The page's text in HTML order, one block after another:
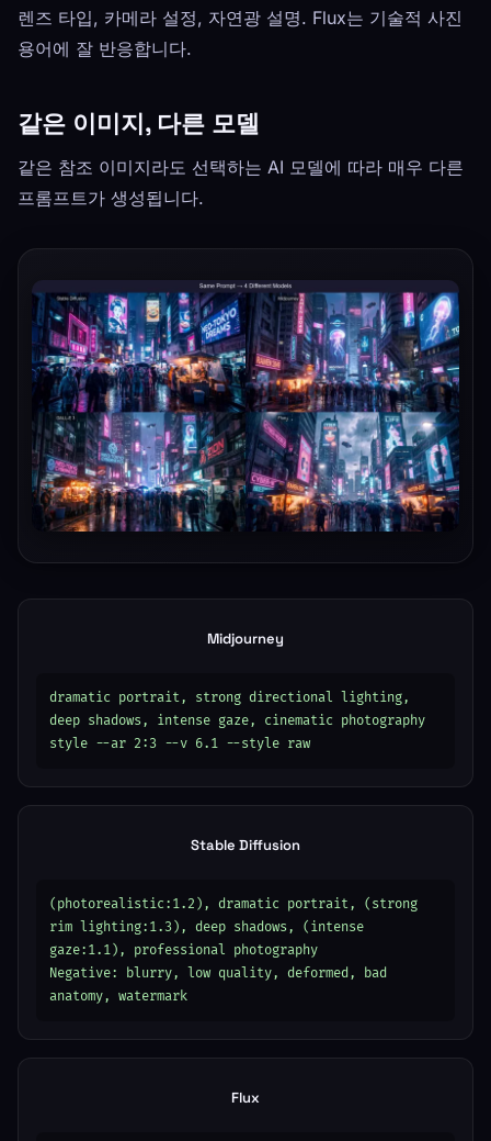
렌즈 타입, 카메라 설정, 자연광 설명. Flux는 기술적 사진
용어에 잘 반응합니다.
같은 이미지, 다른 모델
같은 참조 이미지라도 선택하는 AI 모델에 따라 매우 다른
프롬프트가 생성됩니다.
Midjourney
dramatic portrait, strong directional lighting,
deep shadows, intense gaze, cinematic photography
style --ar 2:3 --v 6.1 --style raw
Stable Diffusion
(photorealistic:1.2), dramatic portrait, (strong
rim lighting:1.3), deep shadows, (intense
gaze:1.1), professional photography
Negative: blurry, low quality, deformed, bad
anatomy, watermark
Flux